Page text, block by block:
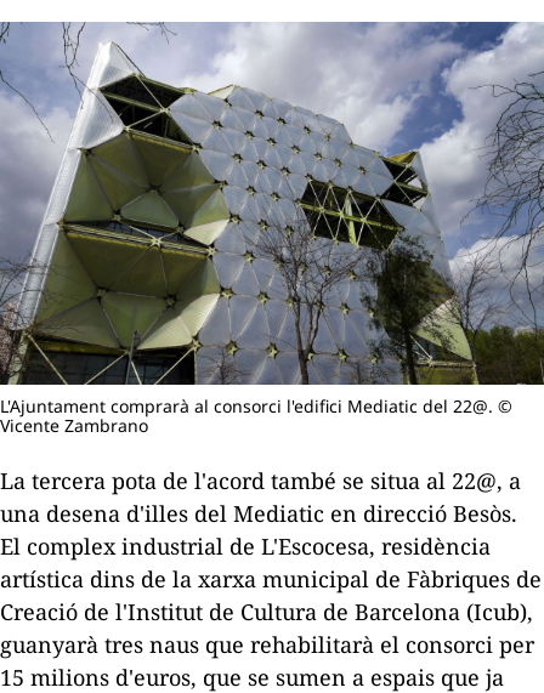
L'Ajuntament comprarà al consorci l'edifici Mediatic del 22@. ©
Vicente Zambrano
La tercera pota de l'acord també se situa al 22@, a
una desena d'illes del Mediatic en direcció Besòs.
El complex industrial de L'Escocesa, residència
artística dins de la xarxa municipal de Fàbriques de
Creació de l'Institut de Cultura de Barcelona (Icub),
guanyarà tres naus que rehabilitarà el consorci per
15 milions d'euros, que se sumen a espais que ja